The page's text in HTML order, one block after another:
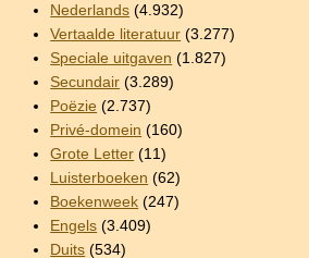
Nederlands (4.932)
Vertaalde literatuur (3.277)
Speciale uitgaven (1.827)
Secundair (3.289)
Poëzie (2.737)
Privé-domein (160)
Grote Letter (11)
Luisterboeken (62)
Boekenweek (247)
Engels (3.409)
Duits (534)